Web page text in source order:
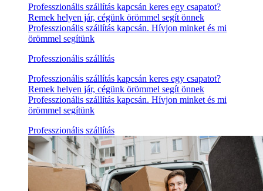
Professzionális szállítás kapcsán keres egy csapatot?
Remek helyen jár, cégünk örömmel segít önnek
Professzionális szállítás kapcsán. Hívjon minket és mi
örömmel segítünk
Professzionális szállítás
Professzionális szállítás kapcsán keres egy csapatot?
Remek helyen jár, cégünk örömmel segít önnek
Professzionális szállítás kapcsán. Hívjon minket és mi
örömmel segítünk
Professzionális szállítás